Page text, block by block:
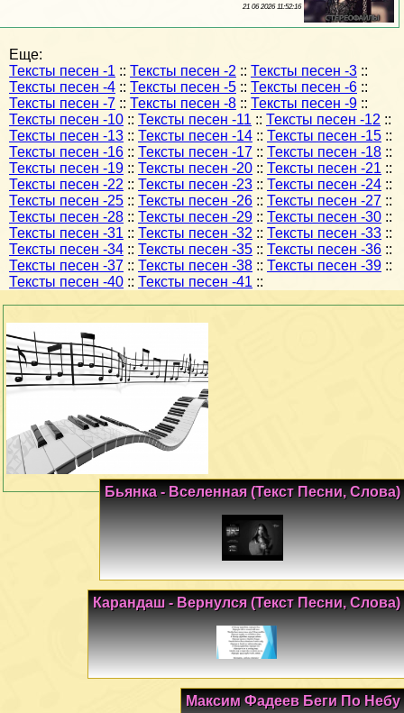
21 06 2026 11:52:16
Еще:
Тексты песен -1 :: Тексты песен -2 :: Тексты песен -3 ::
Тексты песен -4 :: Тексты песен -5 :: Тексты песен -6 ::
Тексты песен -7 :: Тексты песен -8 :: Тексты песен -9 ::
Тексты песен -10 :: Тексты песен -11 :: Тексты песен -12 ::
Тексты песен -13 :: Тексты песен -14 :: Тексты песен -15 ::
Тексты песен -16 :: Тексты песен -17 :: Тексты песен -18 ::
Тексты песен -19 :: Тексты песен -20 :: Тексты песен -21 ::
Тексты песен -22 :: Тексты песен -23 :: Тексты песен -24 ::
Тексты песен -25 :: Тексты песен -26 :: Тексты песен -27 ::
Тексты песен -28 :: Тексты песен -29 :: Тексты песен -30 ::
Тексты песен -31 :: Тексты песен -32 :: Тексты песен -33 ::
Тексты песен -34 :: Тексты песен -35 :: Тексты песен -36 ::
Тексты песен -37 :: Тексты песен -38 :: Тексты песен -39 ::
Тексты песен -40 :: Тексты песен -41 ::
Бьянка - Вселенная (Текст Песни, Слова)
Карандаш - Вернулся (Текст Песни, Слова)
Максим Фадеев Беги По Небу